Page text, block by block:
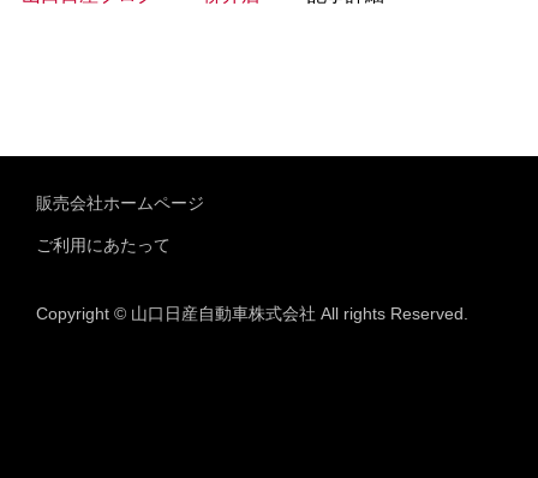
販売会社ホームページ
ご利用にあたって
Copyright © 山口日産自動車株式会社 All rights Reserved.